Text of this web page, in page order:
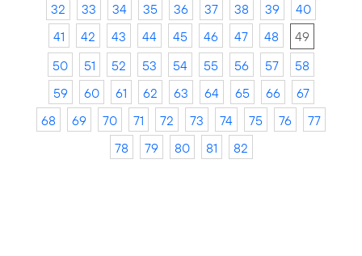
32
33 34 35 36 37 38 39
40
41
42 43 44 45 46 47 48
49
50
51 52 53 54 55 56 57
58
59
60 61 62 63 64 65 66
67
68
69 70 71 72 73 74 75 76
77
78
79 80 81 82